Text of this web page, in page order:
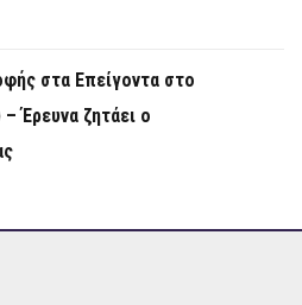
στα Επείγοντα στο
Έρευνα ζητάει ο